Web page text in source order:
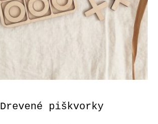
Drevené piškvorky